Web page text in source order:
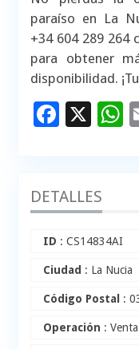
paraíso en La
+34 604 289 264
para obtener
disponibilidad.
X
DETALLES
ID : CS14834AI
Ciudad : La Nucia
Código Postal :
Operación : Venta